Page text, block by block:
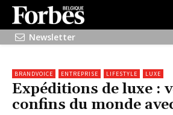
Newsletter
BRANDVOICE ENTREPRISE LIFESTYLE LUXE
Expéditions de luxe :
confins du monde